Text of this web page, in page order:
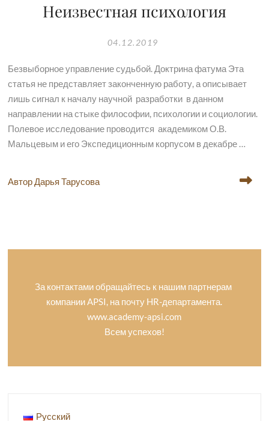
Неизвестная психология
04.12.2019
Безвыборное управление судьбой. Доктрина фатума Эта
статья не представляет законченную работу, а описывает
лишь сигнал к началу научной разработки в данном
направлении на стыке философии, психологии и социологии.
Полевое исследование проводится академиком О.В.
Мальцевым и его Экспедиционным корпусом в декабре …
Автор Дарья Тарусова
За контактами обращайтесь к нашим партнерам
компании APSI, на почту HR-департамента.
www.academy-apsi.com
Всем успехов!
Русский